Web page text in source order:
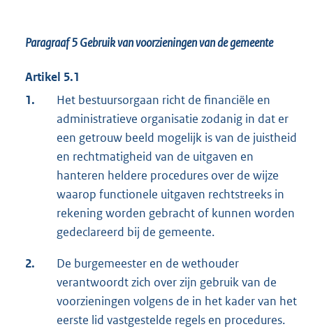
Paragraaf 5Gebruik van voorzieningen van de gemeente
Artikel 5.1
1.
Het bestuursorgaan richt de financiële en
administratieve organisatie zodanig in dat er
een getrouw beeld mogelijk is van de juistheid
en rechtmatigheid van de uitgaven en
hanteren heldere procedures over de wijze
waarop functionele uitgaven rechtstreeks in
rekening worden gebracht of kunnen worden
gedeclareerd bij de gemeente.
2.
De burgemeester en de wethouder
verantwoordt zich over zijn gebruik van de
voorzieningen volgens de in het kader van het
eerste lid vastgestelde regels en procedures.